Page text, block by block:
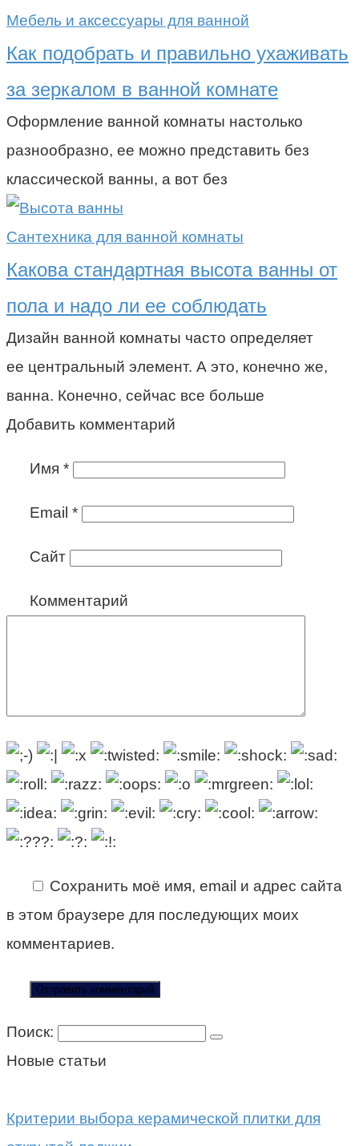
Мебель и аксессуары для ванной
Как подобрать и правильно ухаживать
за зеркалом в ванной комнате
Оформление ванной комнаты настолько
разнообразно, ее можно представить без
классической ванны, а вот без
Сантехника для ванной комнаты
Какова стандартная высота ванны от
пола и надо ли ее соблюдать
Дизайн ванной комнаты часто определяет
ее центральный элемент. А это, конечно же,
ванна. Конечно, сейчас все больше
Добавить комментарий
Имя *
Email *
Сайт
Комментарий
Сохранить моё имя, email и адрес сайта
в этом браузере для последующих моих
комментариев.
Поиск:
Новые статьи
Критерии выбора керамической плитки для